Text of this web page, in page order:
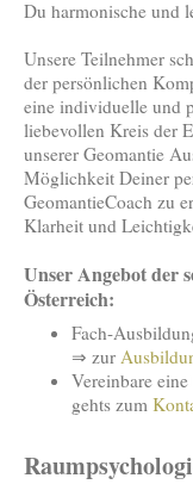
Du harmonische und
Unsere Teilnehmer
der persönlichen
eine individuelle und
liebevollen Kreis der
unserer Geomantie
Möglichkeit Deiner
GeomantieCoach zu
Klarheit und
Unser Angebot der
Österreich:
Fach-
⇒ zur
Vereinbare
gehts zum